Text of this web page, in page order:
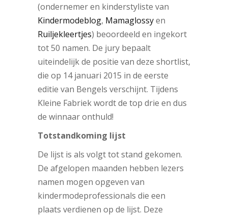
(ondernemer en kinderstyliste van
Kindermodeblog, Mamaglossyen
Ruiljekleertjes) beoordeeld en ingekort
tot 50 namen. De jury bepaalt
uiteindelijk de positie van deze shortlist,
die op 14 januari 2015 in de eerste
editie van Bengels verschijnt. Tijdens
Kleine Fabriek wordt de top drie en dus
de winnaar onthuld!
Totstandkoming lijst
De lijst is als volgt tot stand gekomen.
De afgelopen maanden hebben lezers
namen mogen opgeven van
kindermodeprofessionals die een
plaats verdienen op de lijst. Deze